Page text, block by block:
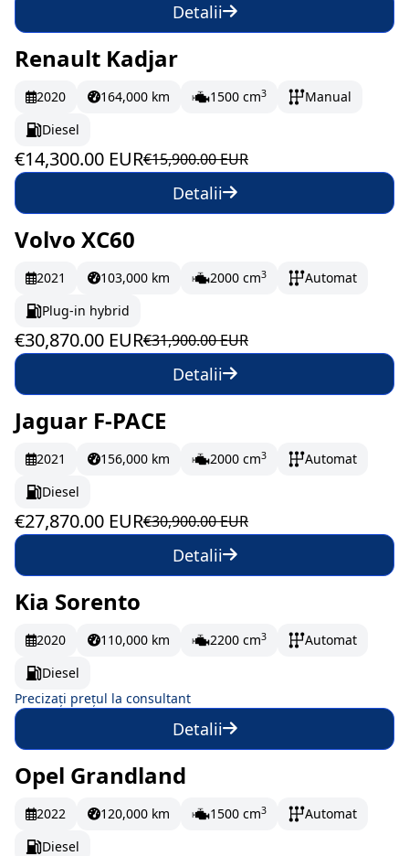
Detalii
În stoc 238.33 EUR/lună
Renault Kadjar
2020 164,000 km 1500 cm3
Manual
Diesel
€14,300.00 EUR€15,900.00 EUR
Detalii
În stoc 514.5 EUR/lună
Volvo XC60
2021 103,000 km 2000 cm3
Automat
Plug-in hybrid
€30,870.00 EUR€31,900.00 EUR
Detalii
În stoc 464.5 EUR/lună
Jaguar F-PACE
2021 156,000 km 2000 cm3
Automat
Diesel
€27,870.00 EUR€30,900.00 EUR
Detalii
La comandă
Kia Sorento
2020 110,000 km 2200 cm3
Automat
Diesel
Precizați prețul la consultant
Detalii
În stoc 262 EUR/lună
Opel Grandland
2022 120,000 km 1500 cm3
Automat
Diesel